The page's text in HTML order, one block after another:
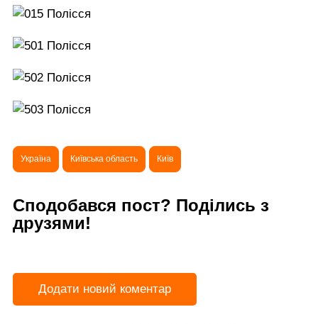
Україна Київська область Київ
Сподобався пост? Поділись з
друзями!
Додати новий коментар